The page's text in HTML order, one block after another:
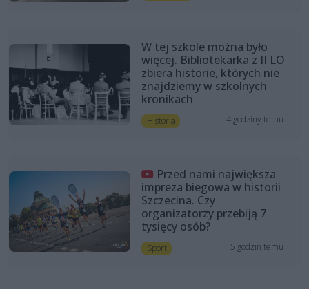
W tej szkole można było
więcej. Bibliotekarka z II LO
zbiera historie, których nie
znajdziemy w szkolnych
kronikach
Historia 4 godziny temu
Przed nami największa
impreza biegowa w historii
Szczecina. Czy
organizatorzy przebiją 7
tysięcy osób?
Sport 5 godzin temu